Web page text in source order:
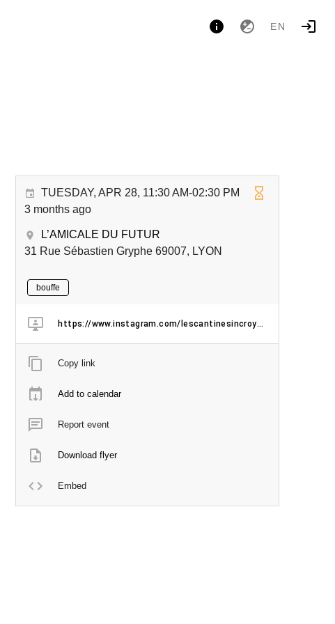
EN
TUESDAY, APR 28, 11:30 AM-02:30 PM
3 months ago
L’AMICALE DU FUTUR
31 Rue Sébastien Gryphe 69007, LYON
bouffe
https://www.instagram.com/lescantinesincroyables/
Copy link
Add to calendar
Report event
Download flyer
Embed